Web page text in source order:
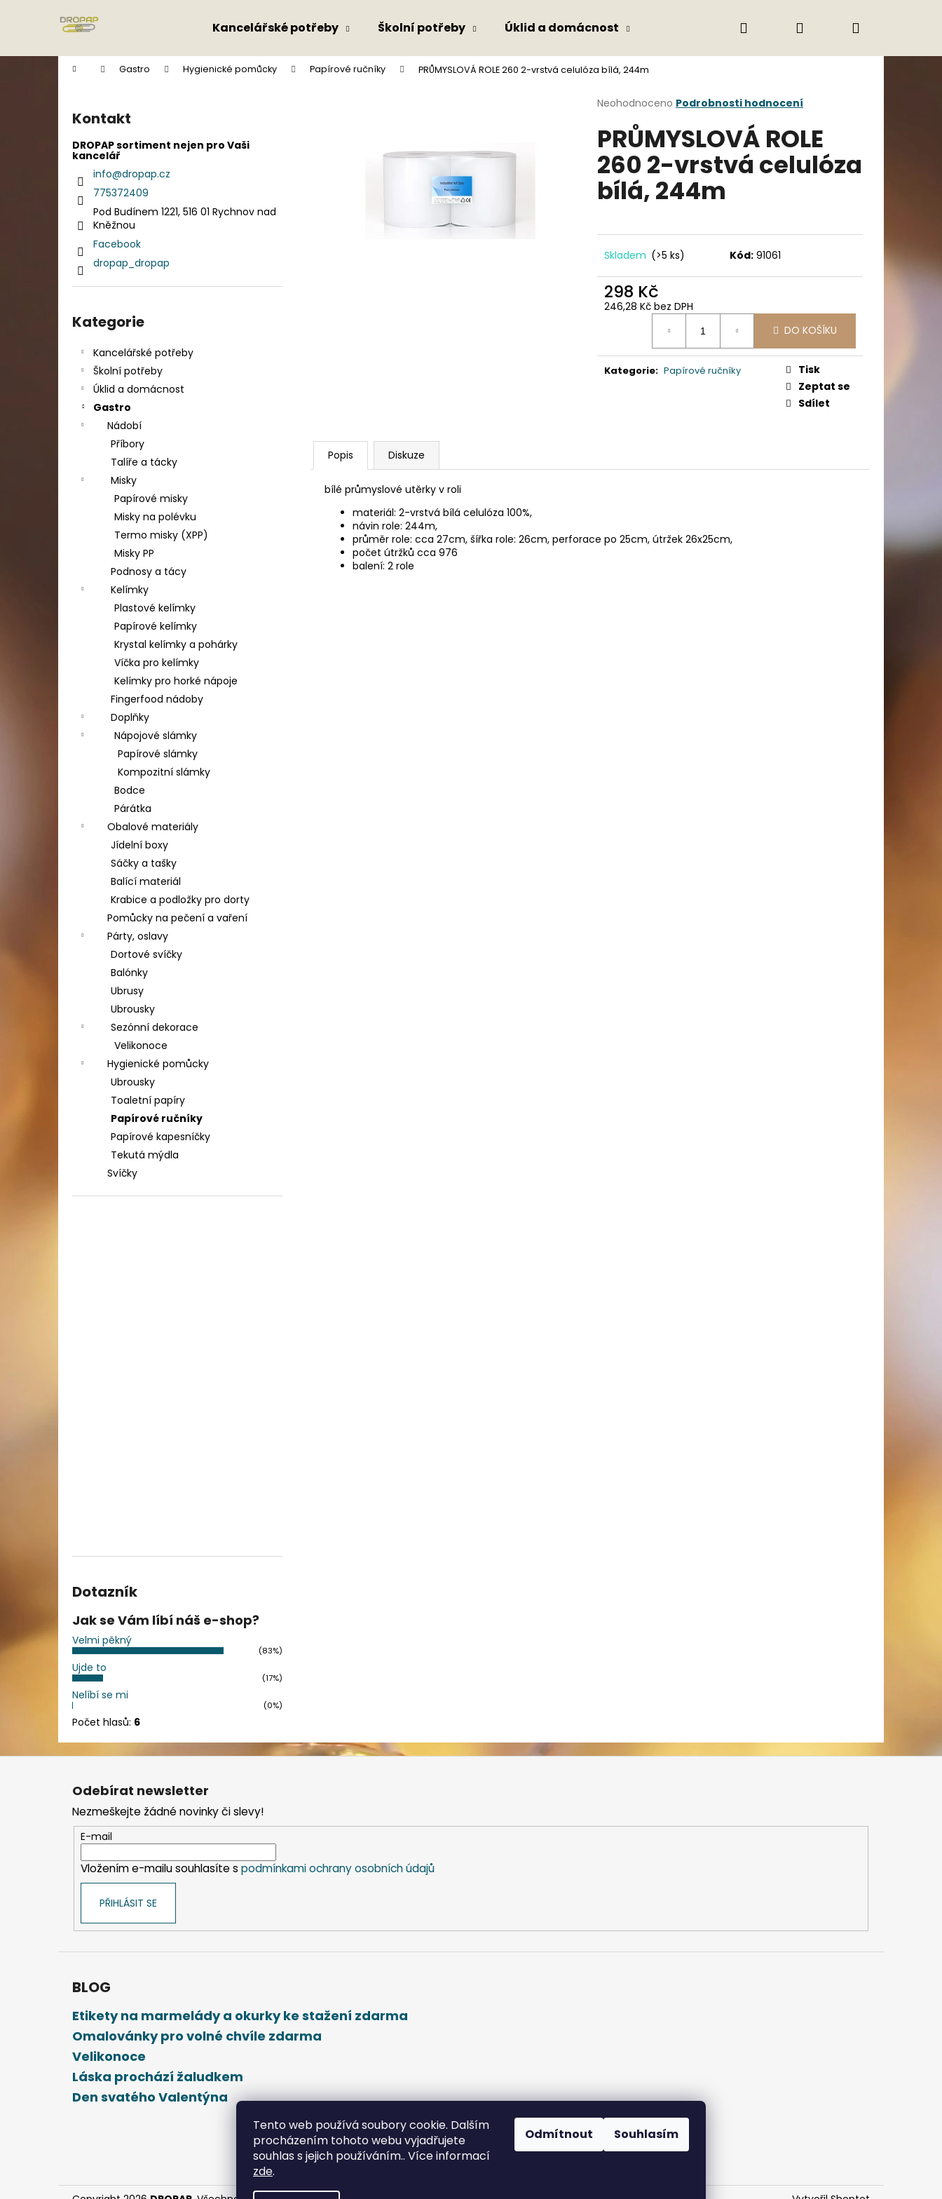
Tento web používá soubory cookie. Dalším
procházením tohoto webu vyjadřujete
souhlas s jejich používáním.. Více informací
zde.
Odmítnout Souhlasím
Kancelářské potřeby Školní potřeby Úklid a domácnost Obchodní podmínky
Přihlášení
Domů Gastro Hygienické pomůcky Papírové ručníky PRŮMYSLOVÁ ROLE 260 2-vrstvá celulóza bílá, 244m
Kontakt
DROPAP sortiment nejen pro Vaši
kancelář
info@dropap.cz
775372409
Pod Budínem 1221, 516 01 Rychnov nad
Kněžnou
Facebook
dropap_dropap
kategorie
Kategorie
Kancelářské potřeby
Školní potřeby
Úklid a domácnost
Gastro
Nádobí
Příbory
Talíře a tácky
Misky
Papírové misky
Misky na polévku
Termo misky (XPP)
Misky PP
Podnosy a tácy
Kelímky
Plastové kelímky
Papírové kelímky
Krystal kelímky a pohárky
Víčka pro kelímky
Kelímky pro horké nápoje
Fingerfood nádoby
Doplňky
Nápojové slámky
Papírové slámky
Kompozitní slámky
Bodce
Párátka
Obalové materiály
Jídelní boxy
Sáčky a tašky
Balící materiál
Krabice a podložky pro dorty
Pomůcky na pečení a vaření
Párty, oslavy
Dortové svíčky
Balónky
Ubrusy
Ubrousky
Sezónní dekorace
Velikonoce
Hygienické pomůcky
Ubrousky
Toaletní papíry
Papírové ručníky
Papírové kapesníčky
Tekutá mýdla
Svíčky
Dotazník
Jak se Vám líbí náš e-shop?
Velmi pěkný
(83%)
Ujde to
(17%)
Nelíbí se mi
(0%)
Počet hlasů: 6
Průměrné
produktu
je
0,0
z
5
hvězdiček.
Neohodnoceno Podrobnosti hodnocení
PRŮMYSLOVÁ ROLE
260 2-vrstvá celulóza
bílá, 244m
Skladem (>5 ks) Kód: 91061
298 Kč
246,28 Kč bez DPH
DO KOŠÍKU
Kategorie: Papírové ručníky
Tisk
Zeptat se
Sdílet
Popis Diskuze
bílé průmyslové utěrky v roli
materiál: 2-vrstvá bílá celulóza 100%,
návin role: 244m,
průměr role: cca 27cm, šířka role: 26cm, perforace po 25cm, útržek 26x25cm,
počet útržků cca 976
balení: 2 role
í
Zpět
do
Zpět
do
Co potřebujete najít?
Doporučujeme
Následující
DAHLE LAMINÁTOR 70103, A3, 2 VÁLCE
Původně: 2 667 Kč
ETIKETY SAMOLEPICÍ 70X37 MM POTISK
Z
Odebírat newsletter
Nezmeškejte žádné novinky či slevy!
E-mail
Vložením e-mailu souhlasíte s podmínkami ochrany osobních údajů
PŘIHLÁSIT SE
BLOG
Etikety na marmelády a okurky ke stažení zdarma
Omalovánky pro volné chvíle zdarma
Velikonoce
Láska prochází žaludkem
Den svatého Valentýna